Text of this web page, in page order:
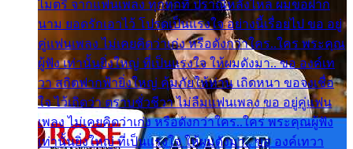
ไมตรี จากแฟนเพลง ทุกทุกที่ ปราณีหลั่งไหล ผมขอฝาก
นาม ยอดรักเอาไว้ โปรดเป็นแรงใจ อย่างนี้เรื่อยไป ขอ อยู่
คู่แฟนเพลง ไม่เคยคิดว่าเก่ง หรือดังกว่าใคร..ใคร พระคุณ
ผู้ฟัง เท่านั้นยิ่งใหญ่ ที่เป็นแรงใจ ให้ผมดังมา.. ขอ องค์เท
วา สถิตฟากฟ้ายิ่งใหญ่ คุ้มภัยให้ท่าน เถิดหนา ขอจงเชื่อ
ใจ ไว้เถิดว่า ตราบชั่วชีวา ไม่ลืมแฟนเพลง ขอ อยู่คู่แฟน
เพลง ไม่เคยคิดว่าเก่ง หรือดังกว่าใคร..ใคร พระคุณผู้ฟัง
เท่านั้นยิ่งใหญ่ ที่เป็นแรงใจ ให้ผมดังมา.. ขอ องค์เทวา